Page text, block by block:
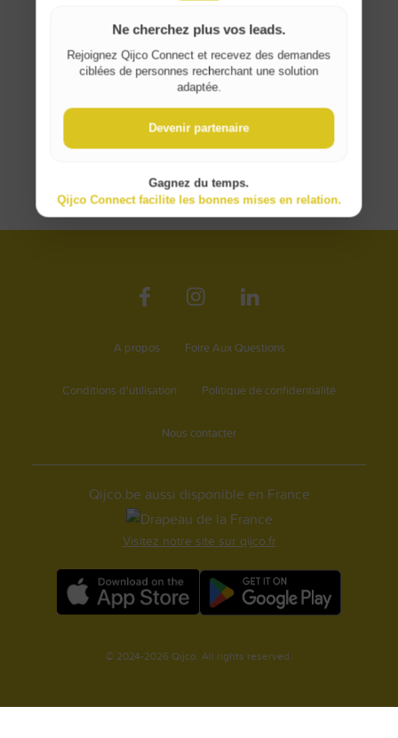
A propos Foire Aux Questions
Conditions d'utilisation Politique de confidentialité
Nous contacter
Qijco.be aussi disponible en France
Visitez notre site sur qijco.fr
© 2024-2026 Qijco. All rights reserved.
Ne cherchez plus vos leads.
Rejoignez Qijco Connect et recevez des demandes
ciblées de personnes recherchant une solution
adaptée.
Devenir partenaire
Gagnez du temps.
Qijco Connect facilite les bonnes mises en relation.